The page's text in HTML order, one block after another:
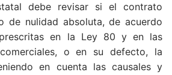
debe revisar si el contrato
de nulidad absoluta, de acuerdo
en la Ley 80 y en las
o en su defecto, la
en cuenta las causales y